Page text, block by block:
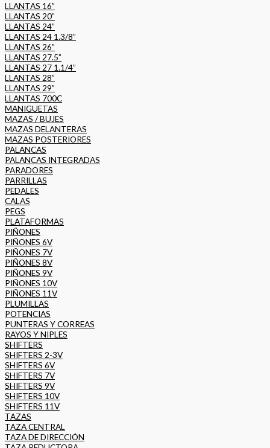
LLANTAS 16”
LLANTAS 20”
LLANTAS 24”
LLANTAS 24 1.3/8”
LLANTAS 26”
LLANTAS 27.5”
LLANTAS 27 1.1/4”
LLANTAS 28”
LLANTAS 29”
LLANTAS 700C
MANIGUETAS
MAZAS / BUJES
MAZAS DELANTERAS
MAZAS POSTERIORES
PALANCAS
PALANCAS INTEGRADAS
PARADORES
PARRILLAS
PEDALES
CALAS
PEGS
PLATAFORMAS
PIÑONES
PIÑONES 6V
PIÑONES 7V
PIÑONES 8V
PIÑONES 9V
PIÑONES 10V
PIÑONES 11V
PLUMILLAS
POTENCIAS
PUNTERAS Y CORREAS
RAYOS Y NIPLES
SHIFTERS
SHIFTERS 2-3V
SHIFTERS 6V
SHIFTERS 7V
SHIFTERS 9V
SHIFTERS 10V
SHIFTERS 11V
TAZAS
TAZA CENTRAL
TAZA DE DIRECCIÓN